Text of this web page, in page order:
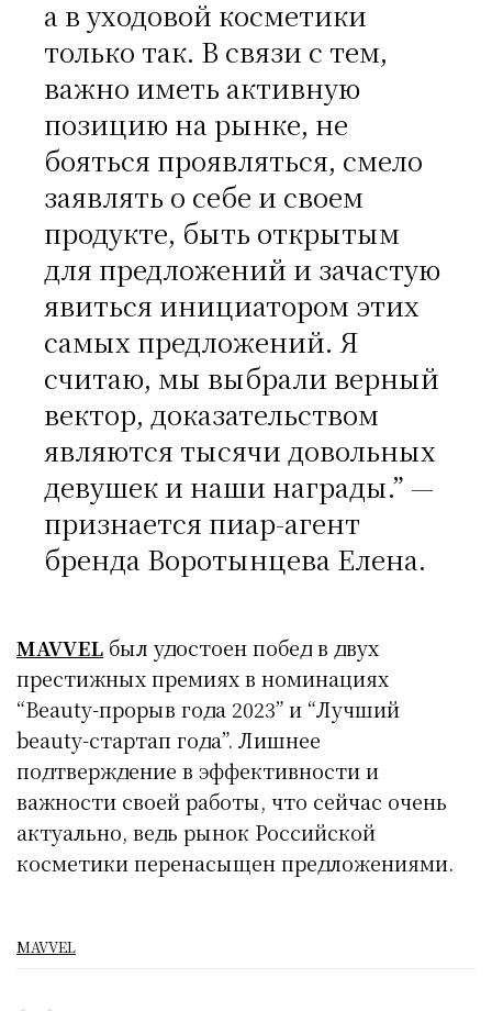
а в уходовой косметики
только так. В связи с тем,
важно иметь активную
позицию на рынке, не
бояться проявляться, смело
заявлять о себе и своем
продукте, быть открытым
для предложений и зачастую
явиться инициатором этих
самых предложений. Я
считаю, мы выбрали верный
вектор, доказательством
являются тысячи довольных
девушек и наши награды.” —
признается пиар-агент
бренда Воротынцева Елена.
MAVVEL был удостоен побед в двух
престижных премиях в номинациях
“Beauty-прорыв года 2023” и “Лучший
beauty-стартап года”. Лишнее
подтверждение в эффективности и
важности своей работы, что сейчас очень
актуально, ведь рынок Российской
косметики перенасыщен предложениями.
MAVVEL